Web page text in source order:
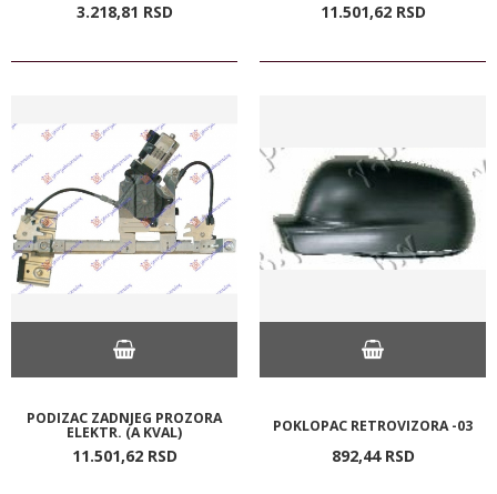
3.218,81 RSD 11.501,62 RSD
PODIZAC ZADNJEG PROZORA
ELEKTR. (A KVAL)
11.501,62 RSD
POKLOPAC RETROVIZORA -03
892,44 RSD